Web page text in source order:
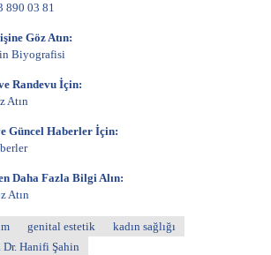
890 03 81
Göz Atın:
Biyografisi
Randevu İçin:
Atın
Güncel Haberler İçin:
Daha Fazla Bilgi Alın:
Atın
genital estetik
kadın sağlığı
Dr. Hanifi Şahin